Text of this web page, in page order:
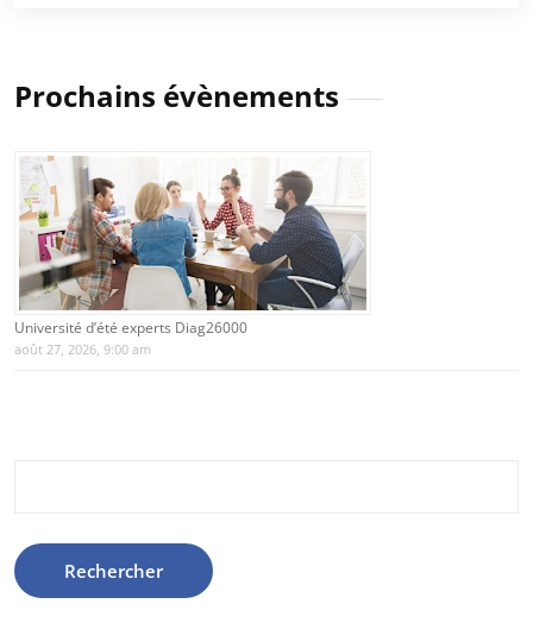
Prochains évènements
Université d’été experts Diag26000
août 27, 2026, 9:00 am